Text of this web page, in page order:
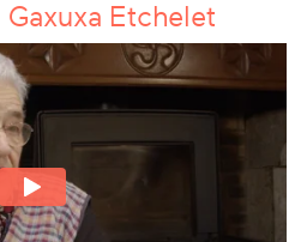
Gaxuxa Etchelet